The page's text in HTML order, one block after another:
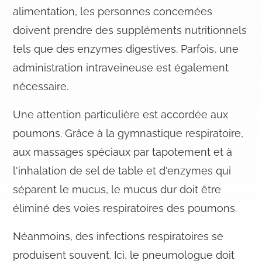
alimentation, les personnes concernées
doivent prendre des suppléments nutritionnels
tels que des enzymes digestives. Parfois, une
administration intraveineuse est également
nécessaire.
Une attention particulière est accordée aux
poumons. Grâce à la gymnastique respiratoire,
aux massages spéciaux par tapotement et à
l'inhalation de sel de table et d'enzymes qui
séparent le mucus, le mucus dur doit être
éliminé des voies respiratoires des poumons.
Néanmoins, des infections respiratoires se
produisent souvent. Ici, le pneumologue doit